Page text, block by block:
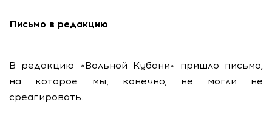
Письмо в редакцию
В редакцию «Вольной Кубани» пришло письмо,
на которое мы, конечно, не могли не
среагировать.